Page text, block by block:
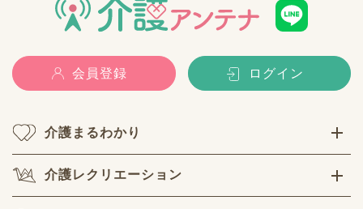
会員登録 ログイン
介護まるわかり
介護レクリエーション